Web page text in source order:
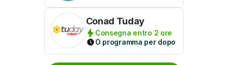
Conad Tuday
Consegna entro 2 ore
O programma per dopo